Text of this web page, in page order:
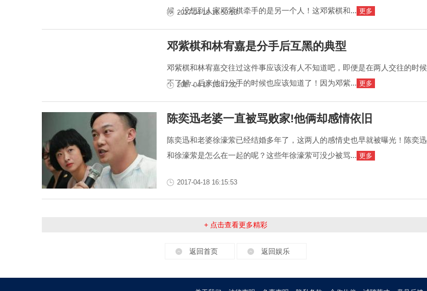
候，没想到人家邓紫棋牵手的是另一个人！这邓紫棋和... 更多
2017-04-19 16:50:15
邓紫棋和林宥嘉是分手后互黑的典型
邓紫棋和林宥嘉交往过这件事应该没有人不知道吧，即便是在两人交往的时候
不了解，后来他们分手的时候也应该知道了！因为邓紫... 更多
2017-04-19 16:47:32
陈奕迅老婆一直被骂败家!他俩却感情依旧
陈奕迅和老婆徐濠萦已经结婚多年了，这两人的感情史也早就被曝光！陈奕迅
和徐濠萦是怎么在一起的呢？这些年徐濠萦可没少被骂... 更多
2017-04-18 16:15:53
+ 点击查看更多精彩
返回首页 返回娱乐